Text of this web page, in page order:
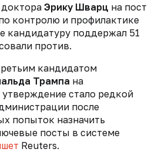
Эрику Шварц на пост
контролю и профилактике
кандидатуру поддержал 51
против.
кандидатом
Трампа на
утверждение стало редкой
после
попыток назначить
посты в системе
Reuters.